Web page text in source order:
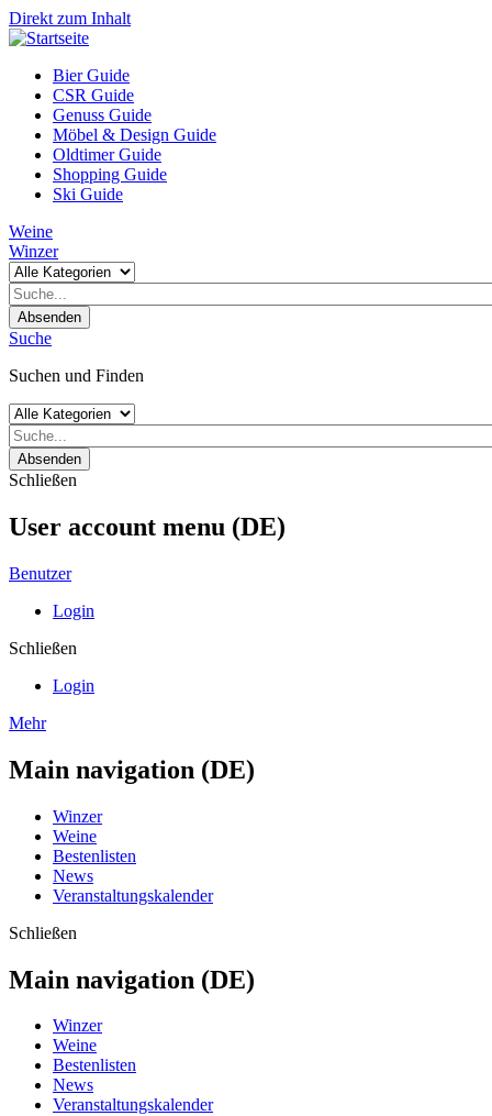
Direkt zum Inhalt
Bier Guide
CSR Guide
Genuss Guide
Möbel & Design Guide
Oldtimer Guide
Shopping Guide
Ski Guide
Weine
Winzer
Absenden
Suche
Suchen und Finden
Absenden
Schließen
User account menu (DE)
Benutzer
Login
Schließen
Login
Mehr
Main navigation (DE)
Winzer
Weine
Bestenlisten
News
Veranstaltungskalender
Schließen
Main navigation (DE)
Winzer
Weine
Bestenlisten
News
Veranstaltungskalender